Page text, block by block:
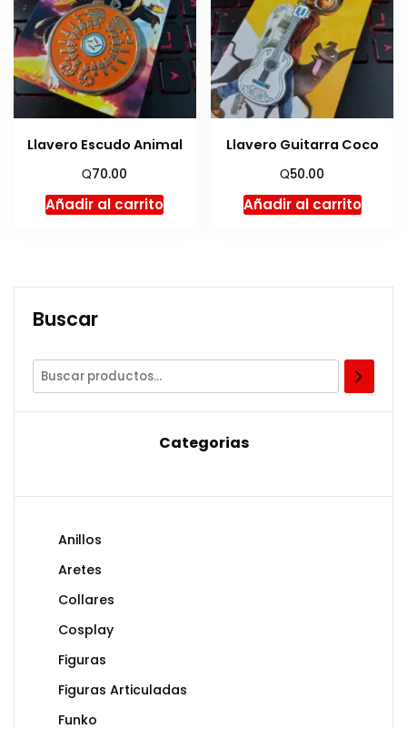
Llavero Escudo Animal
Q70.00
Añadir al carrito
Llavero Guitarra Coco
Q50.00
Añadir al carrito
Buscar
Categorias
Anillos
Aretes
Collares
Cosplay
Figuras
Figuras Articuladas
Funko